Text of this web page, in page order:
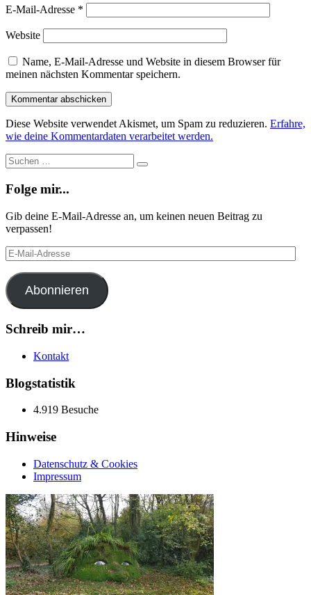
E-Mail-Adresse *
Website
Name, E-Mail-Adresse und Website in diesem Browser für
meinen nächsten Kommentar speichern.
Diese Website verwendet Akismet, um Spam zu reduzieren. Erfahre,
wie deine Kommentardaten verarbeitet werden.
Suche
Suchen
Folge mir...
Gib deine E-Mail-Adresse an, um keinen neuen Beitrag zu
verpassen!
E-
Mail-
Adresse
Abonnieren
Schreib mir…
Kontakt
Blogstatistik
4.919 Besuche
Hinweise
Datenschutz & Cookies
Impressum